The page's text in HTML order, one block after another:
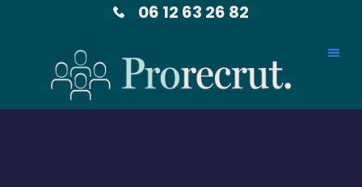
06 12 63 26 82